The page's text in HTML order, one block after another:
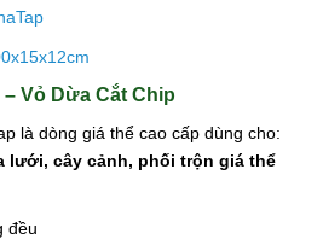
Vỏ Dừa Cắt Chip
là dòng giá thể cao cấp dùng cho:
lưới, cây cảnh, phối trộn giá thể
đều